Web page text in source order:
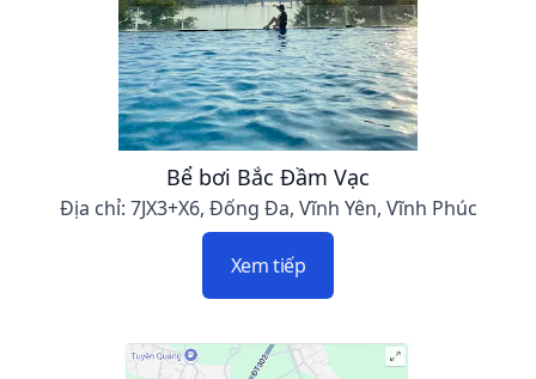
Bể bơi Bắc Đầm Vạc
Địa chỉ: 7JX3+X6, Đống Đa, Vĩnh Yên, Vĩnh Phúc
Xem tiếp